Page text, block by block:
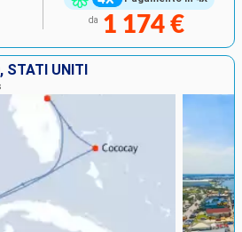
da 1 174 €
STATI UNITI